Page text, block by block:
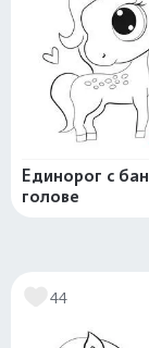
Единорог с
голове
44